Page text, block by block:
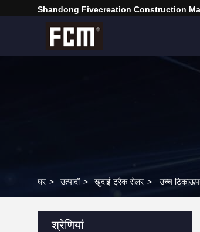
Shandong Fivecreation Construction
घर > उत्पादों > खुदाई ट्रैक रोलर > उच्च
श्रेणियां